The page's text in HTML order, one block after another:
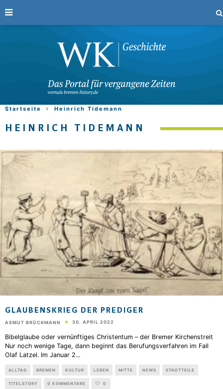
Startseite Heinrich Tidemann
HEINRICH TIDEMANN
GLAUBENSKRIEG DER PREDIGER
ASMUT BRÜCKMANN 30. APRIL 2022
Bibelglaube oder vernünftiges Christentum – der Bremer Kirchenstreit
Nur noch wenige Tage, dann beginnt das Berufungsverfahren im Fall
Olaf Latzel. Im Januar 2...
ALLTAG BREMEN KULTUR LEBEN MITTE NEWS STADTTEILE
TITELSTORY 0 KOMMENTARE 0